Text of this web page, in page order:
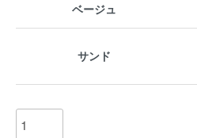
ベージュ
サンド